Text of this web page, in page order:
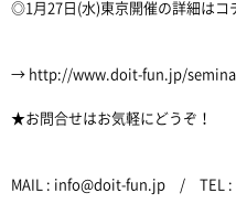
◎1月27日(水)東京開催の詳細はコ
→ http://www.doit-fun.jp/
★お問合せはお気軽にどうぞ！
MAIL : info@doit-fun.jp / TEL :